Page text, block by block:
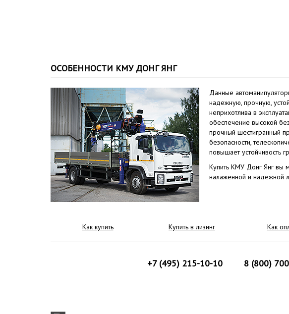
ОСОБЕННОСТИ КМУ ДОНГ ЯНГ
Данные
надежную, прочную,
неприхотлива в
обеспечение высокой
прочный шестигранный
безопасности,
повышает устойчивость
Купить КМУ Донг Янг вы
налаженной и надежной
Как купить Купить в лизинг Как
+7 (495) 215-10-10 8 (800)